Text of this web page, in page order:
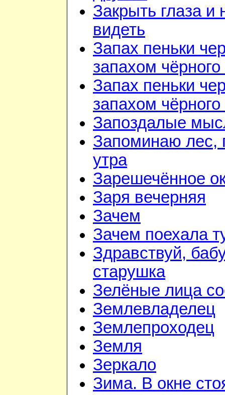
Закрыть глаза и
видеть
Запах пеньки
запахом
Запах пеньки
запахом
Запоздалые
Запоминаю лес,
утра
Зарешечённое
Заря вечерняя
Зачем
Зачем поехала
Здравствуй,
старушка
Зелёные лица
Землевладелец
Землепроходец
Земля
Зеркало
Зима. В окне